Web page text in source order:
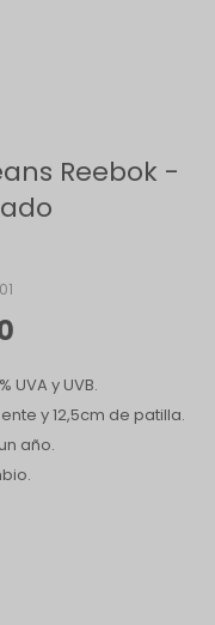
Reebok -
UVA y UVB.
y 12,5cm de patilla.
año.